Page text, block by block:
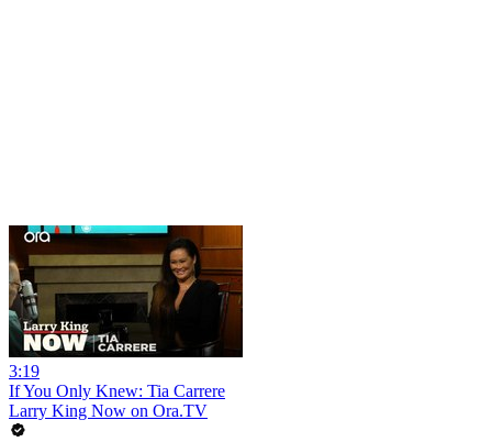
3:19
If You Only Knew: Tia Carrere
Larry King Now on Ora.TV